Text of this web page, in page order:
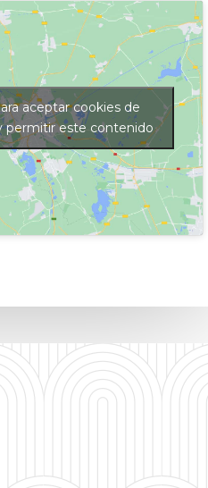
aceptar cookies de
permitir este contenido